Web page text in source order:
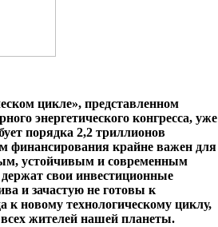
цикле», представленном
энергетического конгресса, уже
порядка 2,2 триллионов
финансирования крайне важен для
устойчивым и современным
свои инвестиционные
и зачастую не готовы к
новому технологическому циклу,
жителей нашей планеты.